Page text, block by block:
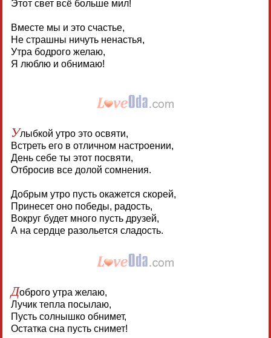
Этот свет всё больше мил!
Вместе мы и это счастье,
Не страшны ничуть ненастья,
Утра бодрого желаю,
Я люблю и обнимаю!
Улыбкой утро это освяти,
Встреть его в отличном настроении,
День себе ты этот посвяти,
Отбросив все долой сомнения.
Добрым утро пусть окажется скорей,
Принесет оно победы, радость,
Вокруг будет много пусть друзей,
А на сердце разольется сладость.
Доброго утра желаю,
Лучик тепла посылаю,
Пусть солнышко обнимет,
Остатка сна пусть снимет!